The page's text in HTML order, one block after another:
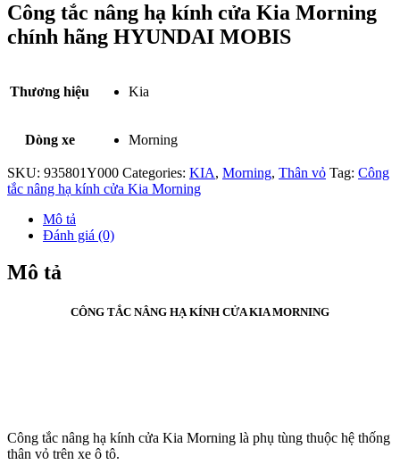
Công tắc nâng hạ kính cửa Kia Morning
chính hãng HYUNDAI MOBIS
Thương hiệu Kia
Dòng xe Morning
SKU: 935801Y000 Categories: KIA, Morning, Thân vỏ Tag: Công
tắc nâng hạ kính cửa Kia Morning
Mô tả
Đánh giá (0)
Mô tả
CÔNG TẮC NÂNG HẠ KÍNH CỬA KIA MORNING
Công tắc nâng hạ kính cửa Kia Morning là phụ tùng thuộc hệ thống
thân vỏ trên xe ô tô.